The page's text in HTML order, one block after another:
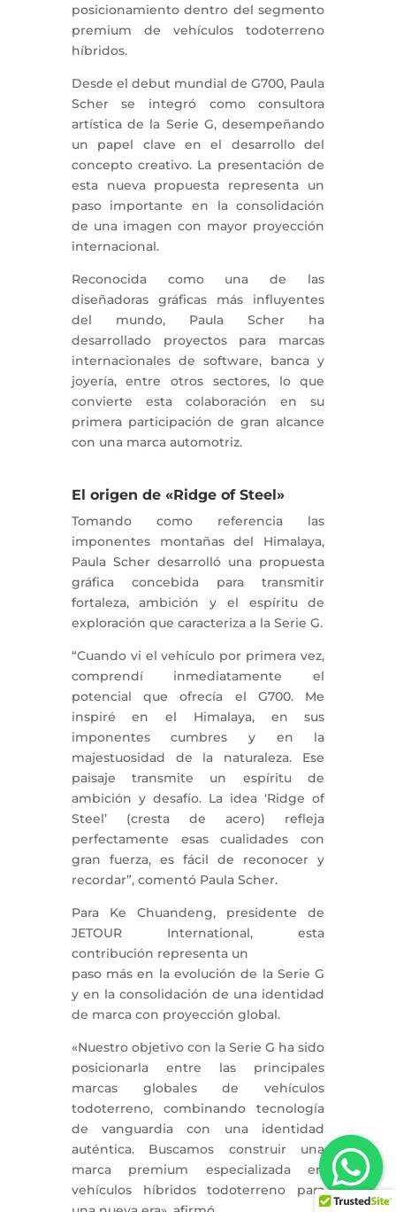
posicionamiento dentro del segmento
premium de vehículos todoterreno
híbridos.
Desde el debut mundial de G700, Paula
Scher se integró como consultora
artística de la Serie G, desempeñando
un papel clave en el desarrollo del
concepto creativo. La presentación de
esta nueva propuesta representa un
paso importante en la consolidación
de una imagen con mayor proyección
internacional.
Reconocida como una de las
diseñadoras gráficas más influyentes
del mundo, Paula Scher ha
desarrollado proyectos para marcas
internacionales de software, banca y
joyería, entre otros sectores, lo que
convierte esta colaboración en su
primera participación de gran alcance
con una marca automotriz.
El origen de «Ridge of Steel»
Tomando como referencia las
imponentes montañas del Himalaya,
Paula Scher desarrolló una propuesta
gráfica concebida para transmitir
fortaleza, ambición y el espíritu de
exploración que caracteriza a la Serie G.
“Cuando vi el vehículo por primera vez,
comprendí inmediatamente el
potencial que ofrecía el G700. Me
inspiré en el Himalaya, en sus
imponentes cumbres y en la
majestuosidad de la naturaleza. Ese
paisaje transmite un espíritu de
ambición y desafío. La idea ‘Ridge of
Steel’ (cresta de acero) refleja
perfectamente esas cualidades con
gran fuerza, es fácil de reconocer y
recordar”, comentó Paula Scher.
Para Ke Chuandeng, presidente de
JETOUR International, esta
contribución representa un
paso más en la evolución de la Serie G
y en la consolidación de una identidad
de marca con proyección global.
«Nuestro objetivo con la Serie G ha sido
posicionarla entre las principales
marcas globales de vehículos
todoterreno, combinando tecnología
de vanguardia con una identidad
auténtica. Buscamos construir una
marca premium especializada en
vehículos híbridos todoterreno para